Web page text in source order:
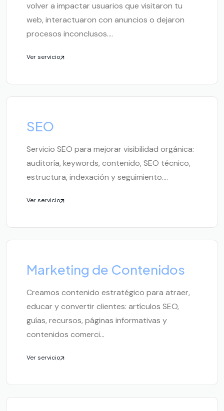
volver a impactar usuarios que visitaron tu
web, interactuaron con anuncios o dejaron
procesos inconclusos....
Ver servicio
SEO
Servicio SEO para mejorar visibilidad orgánica:
auditoría, keywords, contenido, SEO técnico,
estructura, indexación y seguimiento....
Ver servicio
Marketing de Contenidos
Creamos contenido estratégico para atraer,
educar y convertir clientes: artículos SEO,
guías, recursos, páginas informativas y
contenidos comerci...
Ver servicio